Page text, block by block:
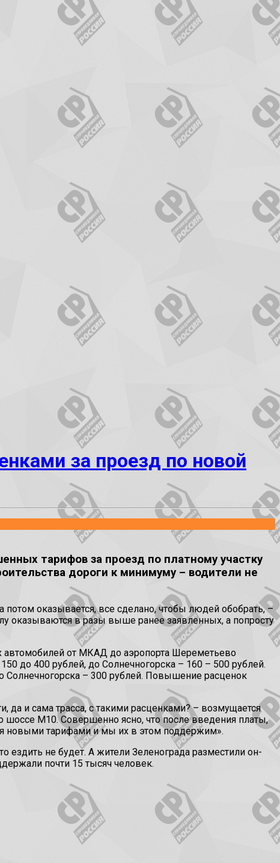
за проезд по новой
тарифов за проезд по платному участку
дороги к минимуму – водители не
оказывается, все сделано, чтобы людей обобрать, –
оказываются в разы выше ранее заявленных, а попросту
автомобилей от МКАД до аэропорта Шереметьево
до 400 рублей, до Солнечногорска – 160 – 500 рублей.
Солнечногорска – 300 рублей. Повышение расценок
и сама трасса, с такими расценками? – возмущается
шоссе М10. Совершенно ясно, что после введения платы,
новыми тарифами и мы их в этом поддержим».
ездить не будет. А жители Зеленограда разместили он-
почти 15 тысяч человек.